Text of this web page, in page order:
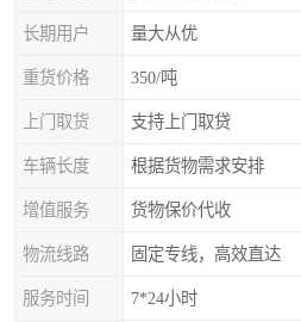
长期用户 量大从优
重货价格 350/吨
上门取货 支持上门取贷
车辆长度 根据货物需求安排
增值服务 货物保价代收
物流线路 固定专线，高效直达
服务时间 7*24小时